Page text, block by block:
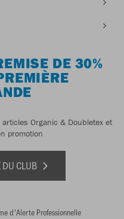
DE 30%
Organic & Doubletex et
promotion
CLUB
d'Alerte Professionnelle